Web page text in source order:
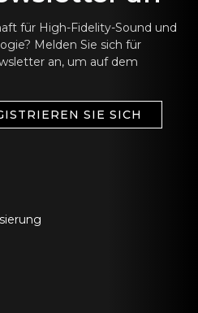
für High-Fidelity-Sound und
Melden Sie sich für
an, um auf dem
SIE SICH